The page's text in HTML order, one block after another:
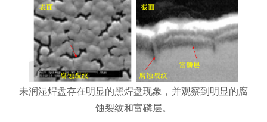
未润湿焊盘存在明显的黑焊盘现象，并观察到明显的腐
蚀裂纹和富磷层。